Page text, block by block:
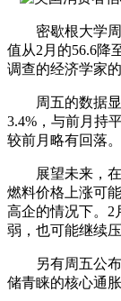
密歇根大学周
值从2月的56.6降
调查的经济学家
周五的数据显
3.4%，与前月持
较前月略有回落。
展望未来，在
燃料价格上涨可
高企的情况下。2
弱，也可能继续压
另有周五公布
储青睐的核心通